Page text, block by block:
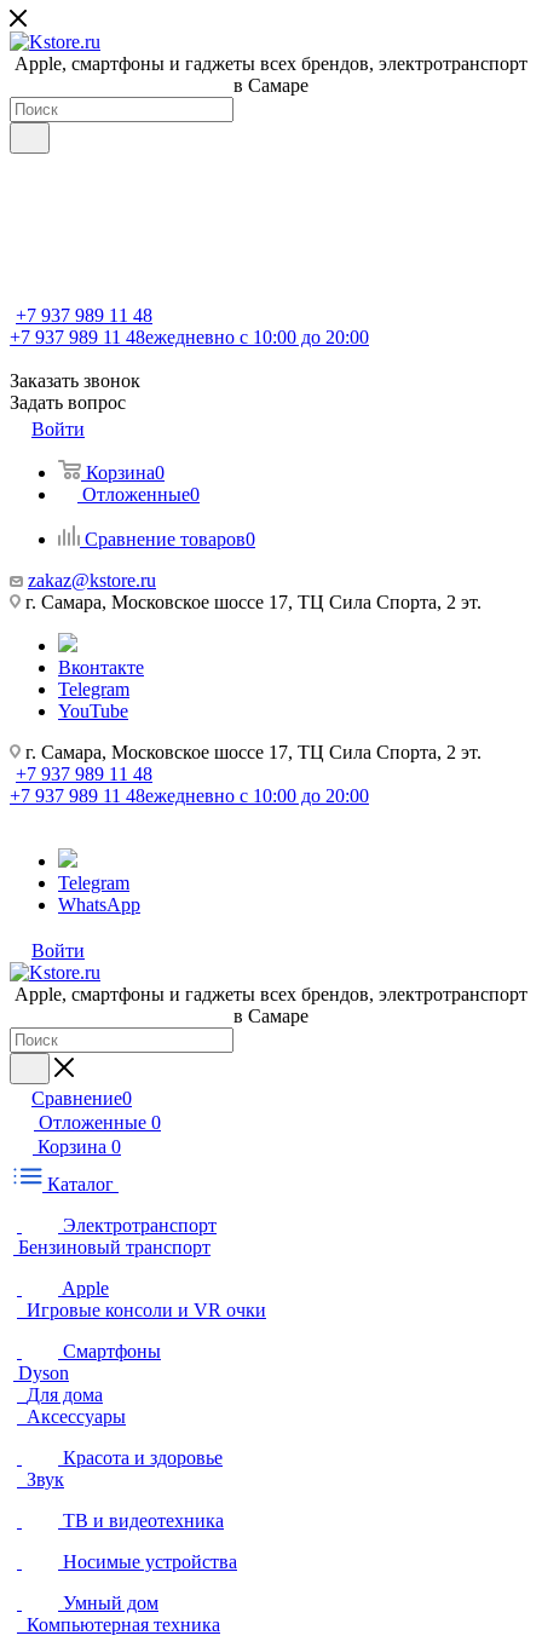
Apple, cмартфоны и гаджеты всех брендов, электротранспорт
в Самаре
+7 937 989 11 48
+7 937 989 11 48ежедневно с 10:00 до 20:00
Заказать звонок
Задать вопрос
Войти
Корзина0
Отложенные0
Сравнение товаров0
zakaz@kstore.ru
г. Самара, Московское шоссе 17, ТЦ Сила Спорта, 2 эт.
Вконтакте
Telegram
YouTube
г. Самара, Московское шоссе 17, ТЦ Сила Спорта, 2 эт.
+7 937 989 11 48
+7 937 989 11 48ежедневно с 10:00 до 20:00
Telegram
WhatsApp
Войти
Apple, cмартфоны и гаджеты всех брендов, электротранспорт
в Самаре
Сравнение0
Отложенные 0
Корзина 0
Каталог
Электротранспорт
Бензиновый транспорт
Apple
Игровые консоли и VR очки
Смартфоны
Dyson
Для дома
Аксессуары
Красота и здоровье
Звук
ТВ и видеотехника
Носимые устройства
Умный дом
Компьютерная техника